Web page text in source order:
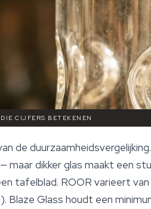
CIJFERS BETEKENEN
de
maar dikker glas maakt een
tafelblad. ROOR varieert
Blaze Glass houdt een